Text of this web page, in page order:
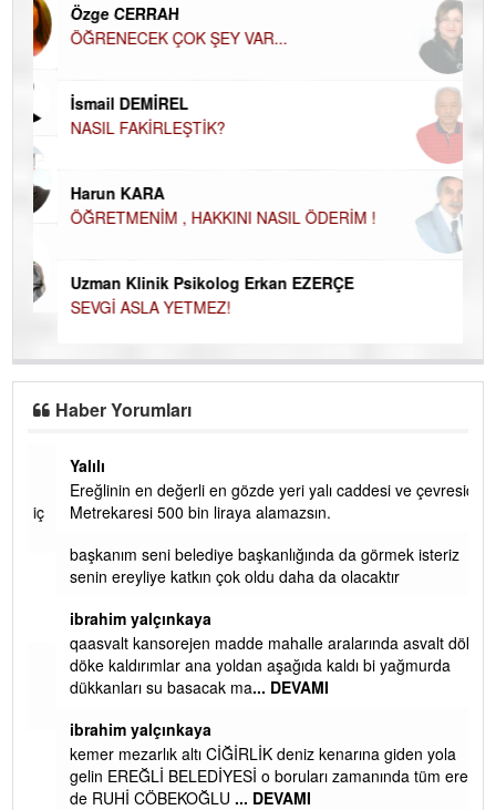
Özge CERRAH
ÖĞRENECEK ÇOK ŞEY VAR...
İsmail DEMİREL
NASIL FAKİRLEŞTİK?
Harun KARA
ÖĞRETMENİM , HAKKINI NASIL ÖDERİM !
Uzman Klinik Psikolog Erkan EZERÇE
SEVGİ ASLA YETMEZ!
Haber Yorumları
Yalılı
Ereğlinin en değerli en gözde yeri yalı caddesi ve çevresidir.
Metrekaresi 500 bin liraya alamazsın.
başkanım seni belediye başkanlığında da görmek isteriz
senin ereyliye katkın çok oldu daha da olacaktır
ibrahim yalçınkaya
qaasvalt kansorejen madde mahalle aralarında asvalt döke
döke kaldırımlar ana yoldan aşağıda kaldı bi yağmurda
dükkanları su basacak ma... DEVAMI
ibrahim yalçınkaya
kemer mezarlık altı CİĞİRLİK deniz kenarına giden yola
gelin EREĞLİ BELEDİYESİ o boruları zamanında tüm ereğli
de RUHİ CÖBEKOĞLU... DEVAMI